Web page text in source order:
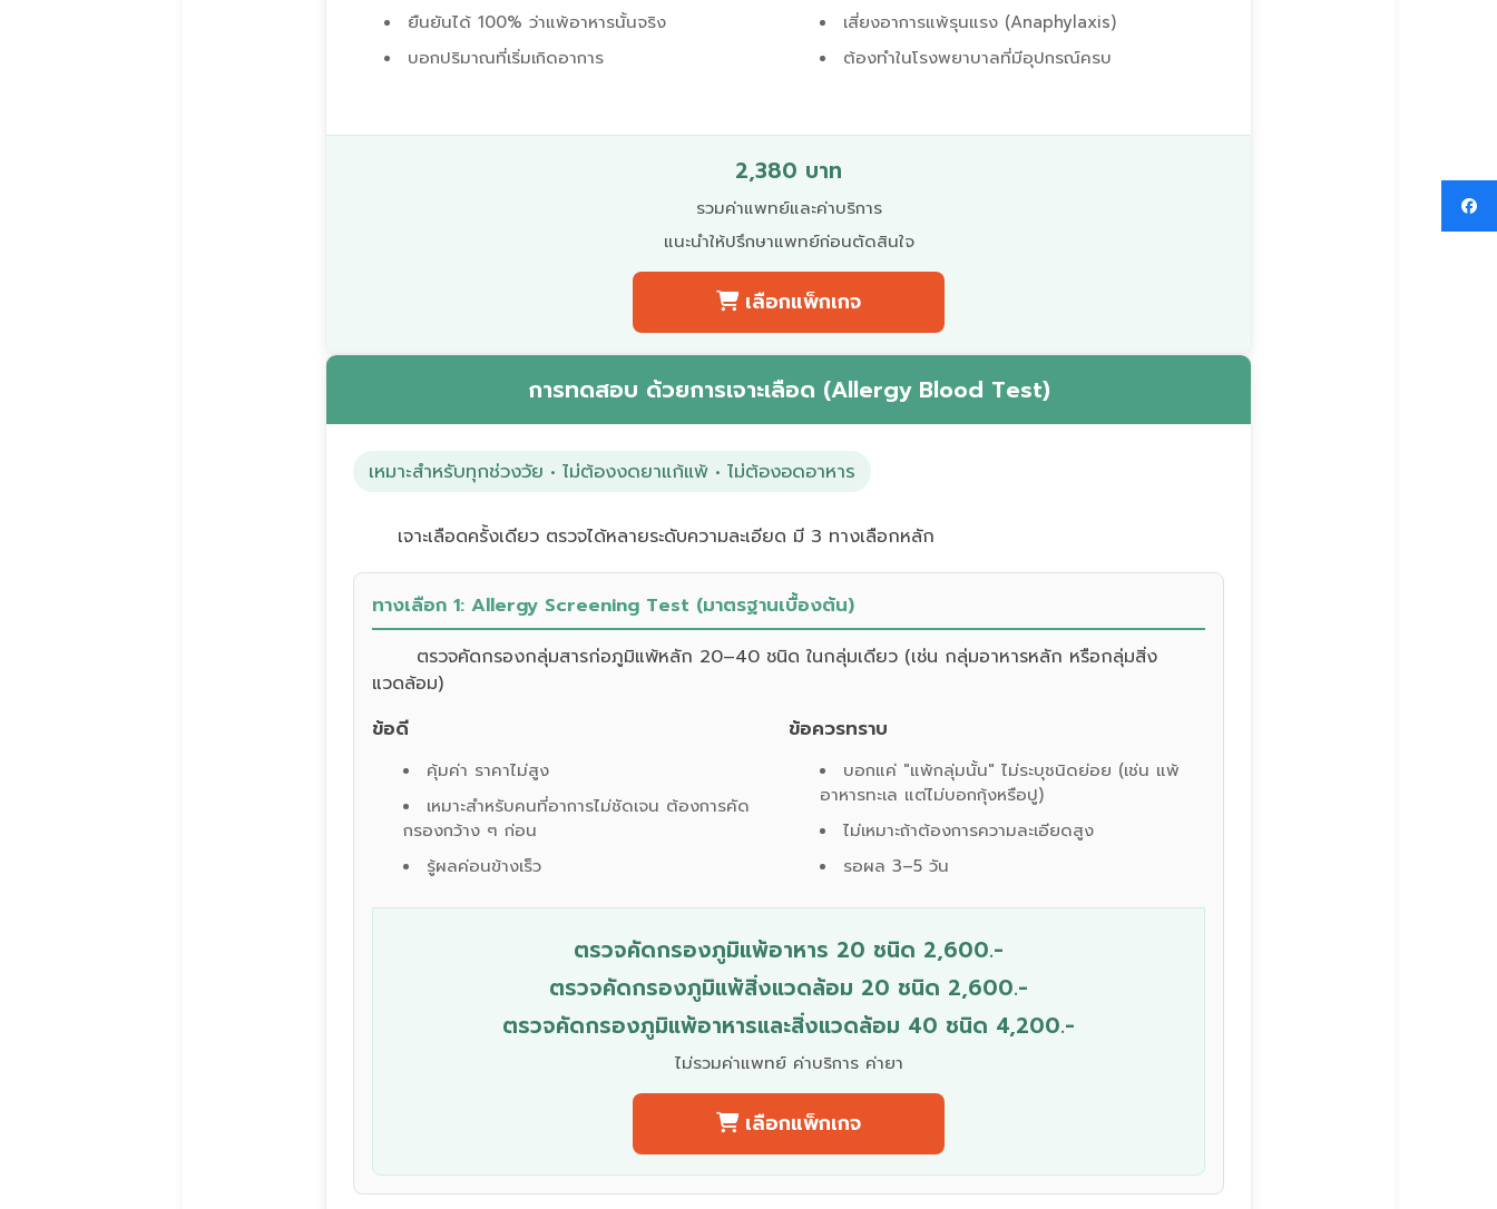
ยืนยันได้ 100% ว่าแพ้อาหารนั้นจริง
บอกปริมาณที่เริ่มเกิดอาการ
เสี่ยงอาการแพ้รุนแรง (Anaphylaxis)
ต้องทำในโรงพยาบาลที่มีอุปกรณ์ครบ
2,380 บาท
รวมค่าแพทย์และค่าบริการ
แนะนำให้ปรึกษาแพทย์ก่อนตัดสินใจ
เลือกแพ็กเกจ
การทดสอบ ด้วยการเจาะเลือด (Allergy Blood Test)
เหมาะสำหรับทุกช่วงวัย • ไม่ต้องงดยาแก้แพ้ • ไม่ต้องอดอาหาร
เจาะเลือดครั้งเดียว ตรวจได้หลายระดับความละเอียด มี 3 ทางเลือกหลัก
ทางเลือก 1: Allergy Screening Test (มาตรฐานเบื้องต้น)
ตรวจคัดกรองกลุ่มสารก่อภูมิแพ้หลัก 20–40 ชนิด ในกลุ่มเดียว (เช่น กลุ่มอาหารหลัก หรือกลุ่มสิ่ง
แวดล้อม)
ข้อดี
คุ้มค่า ราคาไม่สูง
เหมาะสำหรับคนที่อาการไม่ชัดเจน ต้องการคัด
กรองกว้าง ๆ ก่อน
รู้ผลค่อนข้างเร็ว
ข้อควรทราบ
บอกแค่ "แพ้กลุ่มนั้น" ไม่ระบุชนิดย่อย (เช่น แพ้
อาหารทะเล แต่ไม่บอกกุ้งหรือปู)
ไม่เหมาะถ้าต้องการความละเอียดสูง
รอผล 3–5 วัน
ตรวจคัดกรองภูมิแพ้อาหาร 20 ชนิด 2,600.-
ตรวจคัดกรองภูมิแพ้สิ่งแวดล้อม 20 ชนิด 2,600.-
ตรวจคัดกรองภูมิแพ้อาหารและสิ่งแวดล้อม 40 ชนิด 4,200.-
ไม่รวมค่าแพทย์ ค่าบริการ ค่ายา
เลือกแพ็กเกจ